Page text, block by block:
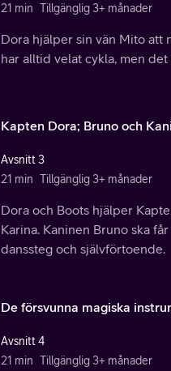
21 min Tillgänglig 3+ månader
Dora hjälper sin vän Mito att
har alltid velat cykla, men
Kapten Dora; Bruno och
Avsnitt 3
21 min Tillgänglig 3+ månader
Dora och Boots hjälper
Karina. Kaninen Bruno ska
danssteg och självförtoende.
De försvunna magiska
Avsnitt 4
21 min Tillgänglig 3+ månader